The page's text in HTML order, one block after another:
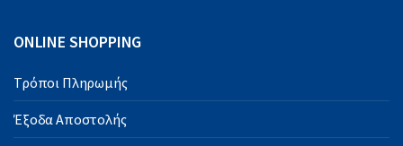
ONLINE SHOPPING
Τρόποι Πληρωμής
Έξοδα Αποστολής